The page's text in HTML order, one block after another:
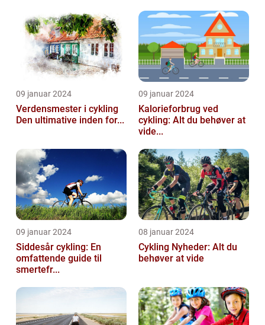
09 januar 2024
Verdensmester i cykling
Den ultimative inden for...
09 januar 2024
Kalorieforbrug ved
cykling: Alt du behøver at
vide...
09 januar 2024
Siddesår cykling: En
omfattende guide til
smertefr...
08 januar 2024
Cykling Nyheder: Alt du
behøver at vide